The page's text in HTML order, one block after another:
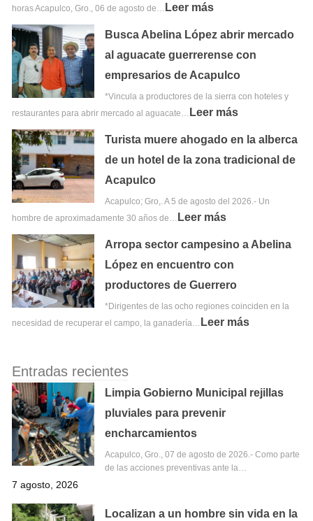
horas Acapulco, Gro., 06 de agosto de… Leer más
Busca Abelina López abrir mercado
al aguacate guerrerense con
empresarios de Acapulco
*Vincula a productores de la sierra con hoteles y
restaurantes para abrir mercado al aguacate… Leer más
Turista muere ahogado en la alberca
de un hotel de la zona tradicional de
Acapulco
Acapulco; Gro,. A 5 de agosto del 2026.- Un
hombre de aproximadamente 30 años de… Leer más
Arropa sector campesino a Abelina
López en encuentro con
productores de Guerrero
*Dirigentes de las ocho regiones coinciden en la
necesidad de recuperar el campo, la ganadería… Leer más
Entradas recientes
Limpia Gobierno Municipal rejillas
pluviales para prevenir
encharcamientos
Acapulco, Gro., 07 de agosto de 2026.- Como parte
de las acciones preventivas ante la…
7 agosto, 2026
Localizan a un hombre sin vida en la